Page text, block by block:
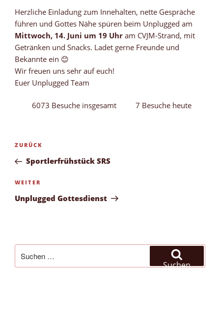
Herzliche Einladung zum Innehalten, nette Gespräche
führen und Gottes Nähe spüren beim Unplugged am
Mittwoch, 14. Juni um 19 Uhr am CVJM-Strand, mit
Getränken und Snacks. Ladet gerne Freunde und
Bekannte ein 😊
Wir freuen uns sehr auf euch!
Euer Unplugged Team
6073 Besuche insgesamt 7 Besuche heute
Beitragsnavigation
Vorheriger
Beitrag
ZURÜCK
Sportlerfrühstück SRS
Nächster
Beitrag
WEITER
Unplugged Gottesdienst
nach:
Suchen